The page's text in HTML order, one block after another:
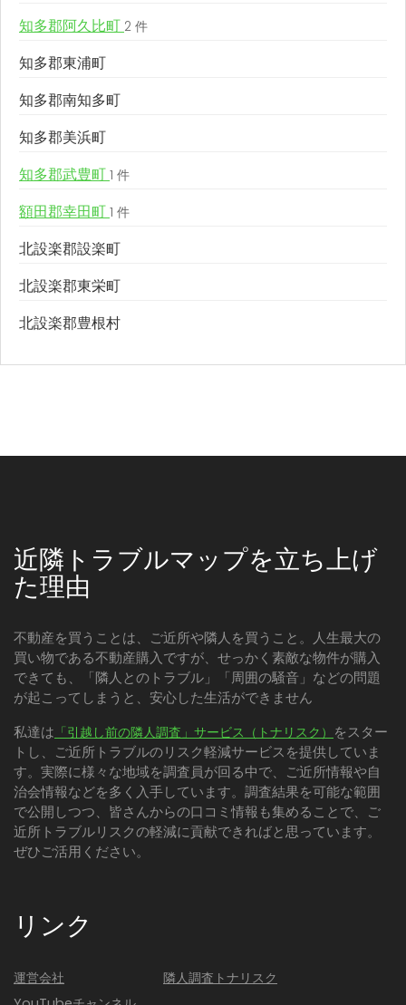
知多郡阿久比町 2 件
知多郡東浦町
知多郡南知多町
知多郡美浜町
知多郡武豊町 1 件
額田郡幸田町 1 件
北設楽郡設楽町
北設楽郡東栄町
北設楽郡豊根村
近隣トラブルマップを立ち上げ
た理由
不動産を買うことは、ご近所や隣人を買うこと。人生最大の
買い物である不動産購入ですが、せっかく素敵な物件が購入
できても、「隣人とのトラブル」「周囲の騒音」などの問題
が起こってしまうと、安心した生活ができません
私達は 「引越し前の隣人調査」サービス（トナリスク） をスター
トし、ご近所トラブルのリスク軽減サービスを提供していま
す。実際に様々な地域を調査員が回る中で、ご近所情報や自
治会情報などを多く入手しています。調査結果を可能な範囲
で公開しつつ、皆さんからの口コミ情報も集めることで、ご
近所トラブルリスクの軽減に貢献できればと思っています。
ぜひご活用ください。
リンク
運営会社
隣人調査トナリスク